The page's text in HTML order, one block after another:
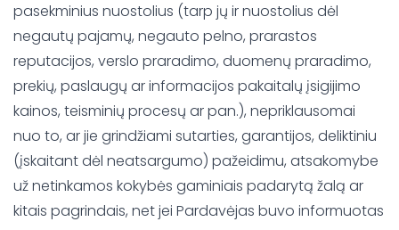
pasekminius nuostolius (tarp jų ir nuostolius dėl
negautų pajamų, negauto pelno, prarastos
reputacijos, verslo praradimo, duomenų praradimo,
prekių, paslaugų ar informacijos pakaitalų įsigijimo
kainos, teisminių procesų ar pan.), nepriklausomai
nuo to, ar jie grindžiami sutarties, garantijos, deliktiniu
(įskaitant dėl neatsargumo) pažeidimu, atsakomybe
už netinkamos kokybės gaminiais padarytą žalą ar
kitais pagrindais, net jei Pardavėjas buvo informuotas